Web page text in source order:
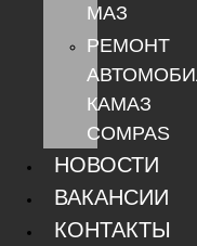
МАЗ
РЕМОНТ
КАМАЗ
COMPAS
НОВОСТИ
ВАКАНСИИ
КОНТАКТЫ